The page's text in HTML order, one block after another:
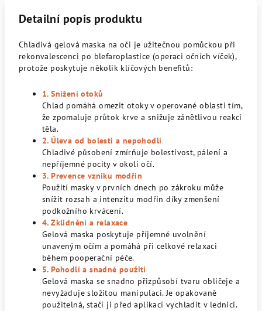
Detailní popis produktu
Chladivá gelová maska na oči je užitečnou pomůckou při
rekonvalescenci po blefaroplastice (operaci očních víček),
protože poskytuje několik klíčových benefitů:
1. Snížení otoků
Chlad pomáhá omezit otoky v operované oblasti tím,
že zpomaluje průtok krve a snižuje zánětlivou reakci
těla.
2. Úleva od bolesti a nepohodlí
Chladivé působení zmírňuje bolestivost, pálení a
nepříjemné pocity v okolí očí.
3. Prevence vzniku modřin
Použití masky v prvních dnech po zákroku může
snížit rozsah a intenzitu modřin díky zmenšení
podkožního krvácení.
4. Zklidnění a relaxace
Gelová maska poskytuje příjemné uvolnění
unaveným očím a pomáhá při celkové relaxaci
během pooperační péče.
5. Pohodlí a snadné použití
Gelová maska se snadno přizpůsobí tvaru obličeje a
nevyžaduje složitou manipulaci. Je opakovaně
použitelná, stačí ji před aplikací vychladit v lednici.